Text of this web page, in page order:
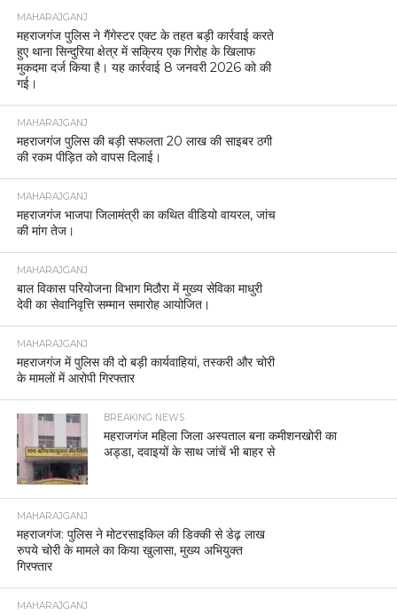
MAHARAJGANJ
महराजगंज पुलिस ने गैंगेस्टर एक्ट के तहत बड़ी कार्रवाई करते
हुए थाना सिन्दुरिया क्षेत्र में सक्रिय एक गिरोह के खिलाफ
मुकदमा दर्ज किया है। यह कार्रवाई 8 जनवरी 2026 को की
गई।
MAHARAJGANJ
महराजगंज पुलिस की बड़ी सफलता 20 लाख की साइबर ठगी
की रकम पीड़ित को वापस दिलाई।
MAHARAJGANJ
महराजगंज भाजपा जिलामंत्री का कथित वीडियो वायरल, जांच
की मांग तेज।
MAHARAJGANJ
बाल विकास परियोजना विभाग मिठौरा में मुख्य सेविका माधुरी
देवी का सेवानिवृत्ति सम्मान समारोह आयोजित।
MAHARAJGANJ
महराजगंज में पुलिस की दो बड़ी कार्यवाहियां, तस्करी और चोरी
के मामलों में आरोपी गिरफ्तार
BREAKING NEWS
महराजगंज महिला जिला अस्पताल बना कमीशनखोरी का
अड्डा, दवाइयों के साथ जांचें भी बाहर से
MAHARAJGANJ
महराजगंज: पुलिस ने मोटरसाइकिल की डिक्की से डेढ़ लाख
रुपये चोरी के मामले का किया खुलासा, मुख्य अभियुक्त
गिरफ्तार
MAHARAJGANJ